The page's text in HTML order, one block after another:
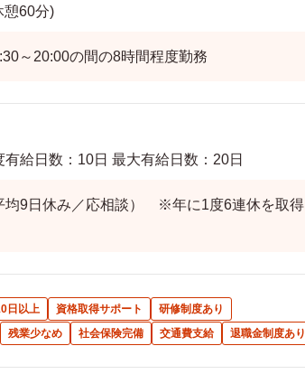
憩60分)
～20:00の間の8時間程度勤務
給日数：10日 最大有給日数：20日
均9日休み／応相談） ※年に1度6連休を取得
日以上 資格取得サポート
研修制度あり
残業少なめ 社会保険完備 交通費支給 退職金制度あり